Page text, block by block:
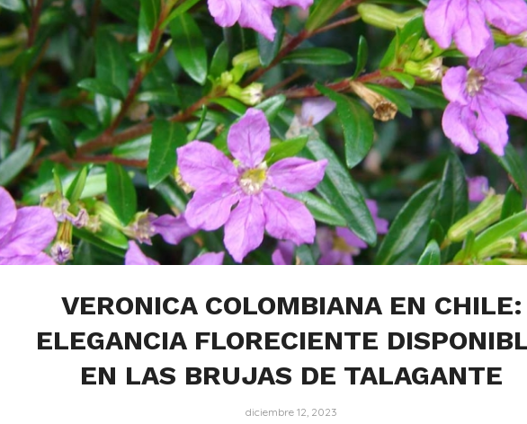
VERONICA COLOMBIANA EN CHILE:
ELEGANCIA FLORECIENTE
EN LAS BRUJAS DE TALAGANTE
diciembre 12, 2023